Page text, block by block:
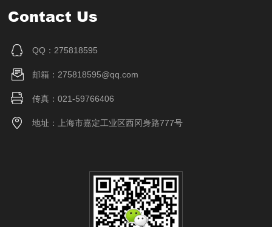
Contact Us
QQ：275818595
邮箱：275818595@qq.com
传真：021-59766406
地址：上海市嘉定工业区西冈身路777号